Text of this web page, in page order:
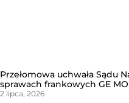
Przełomowa uchwała Sądu
sprawach frankowych GE
2 lipca, 2026